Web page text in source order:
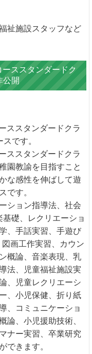
祉施設スタッフなど
ススタンダードク
公開
ススタンダードクラ
です。
ススタンダードクラ
園教諭を目指すこと
な感性を伸ばして遊
です。
ション指導法、社会
礎、レクリエーショ
、手話実習、手遊び
画工作実習、カウン
概論、音楽表現、乳
法、児童福祉施設実
、児童レクリエーシ
、小児保健、折り紙
、コミュニケーショ
論、小児援助技術、
ナー実習、卒業研究
できます。